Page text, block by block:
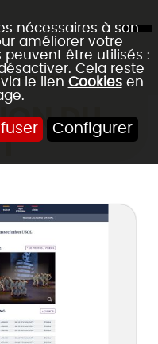
nécessaires à son
améliorer votre
peuvent être utilisés :
Cela reste
le lien Cookiesen
Configurer
à site
DU